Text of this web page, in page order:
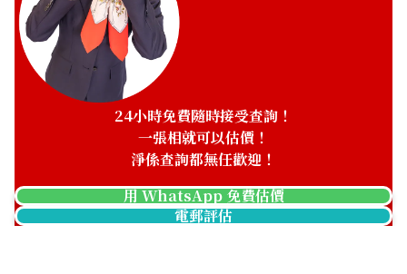
24小時免費隨時接受查詢！
一張相就可以估價！
淨係查詢都無任歡迎！
用 WhatsApp 免費估價
電郵評估